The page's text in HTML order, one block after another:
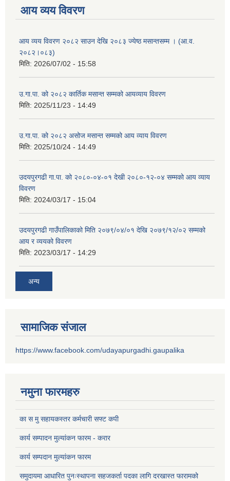
आय व्यय विवरण
आय व्यय विवरण २०८२ साउन देखि २०८३ ज्येष्ठ मसान्तसम्म । (आ.व.
२०८२।०८३)
मिति: 2026/07/02 - 15:58
उ.गा.पा. को २०८२ कार्तिक मसान्त सम्मको आयव्याय विवरण
मिति: 2025/11/23 - 14:49
उ.गा.पा. को २०८२ असोज मसान्त सम्मको आय व्याय विवरण
मिति: 2025/10/24 - 14:49
उदयपुरगढी गा.पा. को २०८०-०४-०१ देखी २०८०-१२-०४ सम्मको आय व्याय
विवरण
मिति: 2024/03/17 - 15:04
उदयपुरगढी गाउँपालिकाको मिति २०७९/०४/०१ देखि २०७९/१२/०२ सम्मको
आय र व्ययको विवरण
मिति: 2023/03/17 - 14:29
अन्य
सामाजिक संजाल
https://www.facebook.com/udayapurgadhi.gaupalika
नमुना फारमहरु
का स मु सहायकस्तर कर्मचारी सफ्ट कपी
कार्य सम्पादन मुल्यांकन फारम - करार
कार्य सम्पदान मुल्यांकन फारम
समुदायमा आधारित पुनःस्थापना सहजकर्ता पदका लागि दरखास्त फारामको